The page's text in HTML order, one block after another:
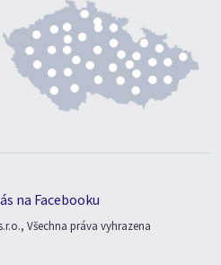
na Facebooku
Všechna práva vyhrazena